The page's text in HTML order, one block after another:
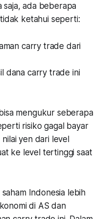
saja, ada beberapa
ketahui seperti:
carry trade dari
dana carry trade ini
mengukur seberapa
risiko gagal bayar
nilai yen dari level
ke level tertinggi saat
Indonesia lebih
di AS dan